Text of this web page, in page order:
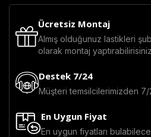
Ücretsiz Montaj
Almış olduğunuz lastikleri
olarak montaj
Destek 7/24
Müşteri temsilcilerimizden
En Uygun Fiyat
En uygun fiyatları